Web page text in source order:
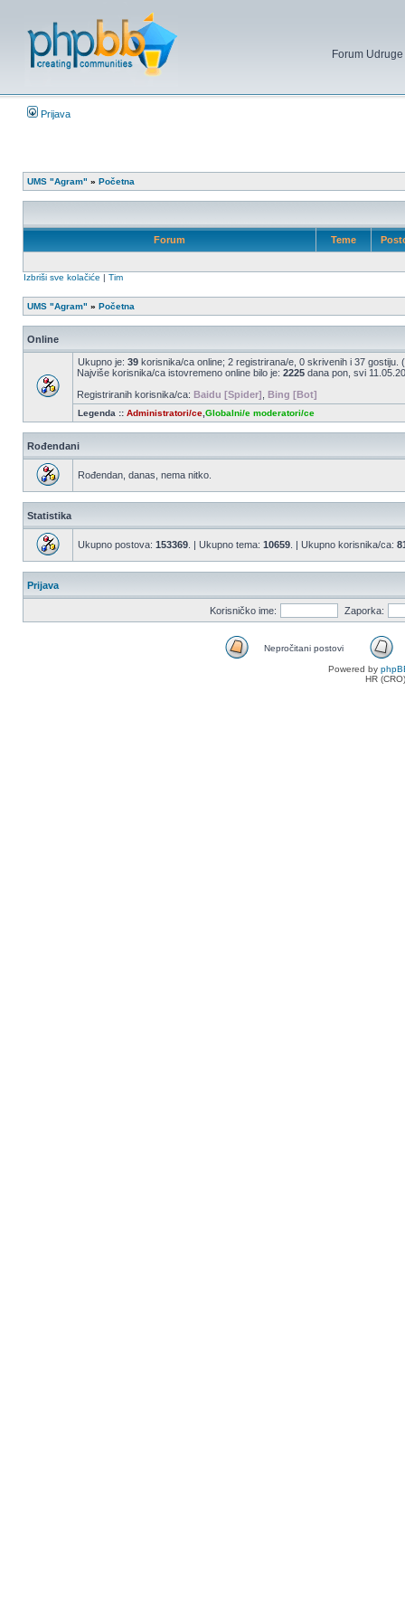
Forum
Prijava
UMS "Agram" » Početna
Forum Teme
Izbriši sve kolačiće | Tim
UMS "Agram" » Početna
Online
Ukupno je: 39 korisnika/ca online; 2 registrirana/e, 0 skrivenih i 37
Najviše korisnika/ca istovremeno online bilo je: 2225 dana pon, svi
Registriranih korisnika/ca: Baidu [Spider] Bing [Bot]
Legenda :: Administratori/ce Globalni/e moderatori/ce
Rođendani
Rođendan, danas, nema nitko.
Statistika
Ukupno postova: 153369 . | Ukupno tema: 10659 . | Ukupno korisnika/ca:
Prijava
Korisničko ime: Zaporka:
Nepročitani postovi
Powered by
HR